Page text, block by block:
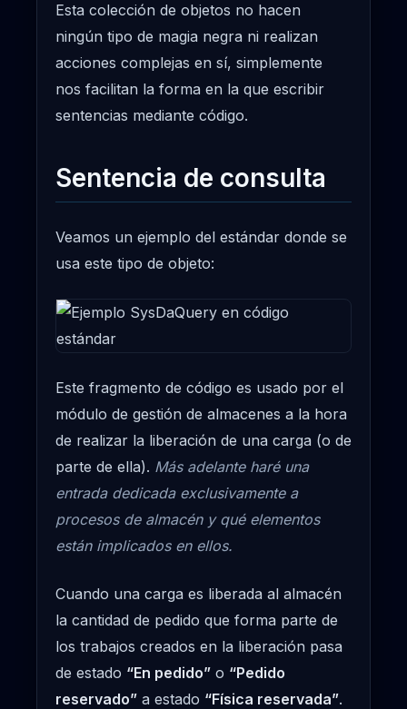
Esta colección de objetos no hacen
ningún tipo de magia negra ni realizan
acciones complejas en sí, simplemente
nos facilitan la forma en la que escribir
sentencias mediante código.
Sentencia de consulta
Veamos un ejemplo del estándar donde se
usa este tipo de objeto:
Este fragmento de código es usado por el
módulo de gestión de almacenes a la hora
de realizar la liberación de una carga (o de
parte de ella). Más adelante haré una
entrada dedicada exclusivamente a
procesos de almacén y qué elementos
están implicados en ellos.
Cuando una carga es liberada al almacén
la cantidad de pedido que forma parte de
los trabajos creados en la liberación pasa
de estado “En pedido” o “Pedido
reservado” a estado “Física reservada”.